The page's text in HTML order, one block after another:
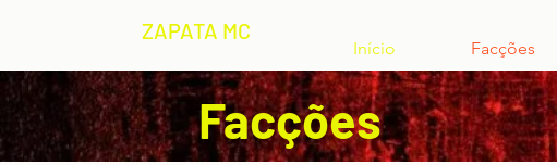
ZAPATA MC
Início Facções
Facções